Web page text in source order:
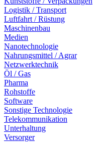
Logistik / Transport
Luftfahrt / Rüstung
Maschinenbau
Medien
Nanotechnologie
Nahrungsmittel / Agrar
Netzwerktechnik
Öl / Gas
Pharma
Rohstoffe
Software
Sonstige Technologie
Telekommunikation
Unterhaltung
Versorger